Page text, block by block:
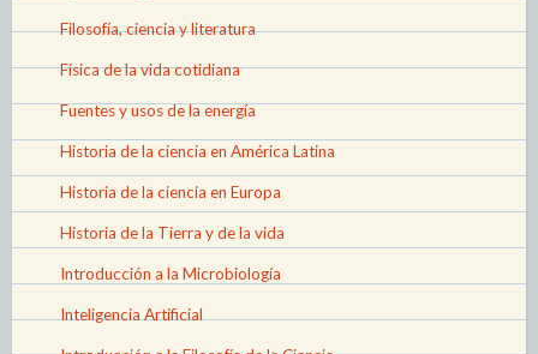
Filosofía, ciencia y literatura
Física de la vida cotidiana
Fuentes y usos de la energía
Historia de la ciencia en América Latina
Historia de la ciencia en Europa
Historia de la Tierra y de la vida
Introducción a la Microbiología
Inteligencia Artificial